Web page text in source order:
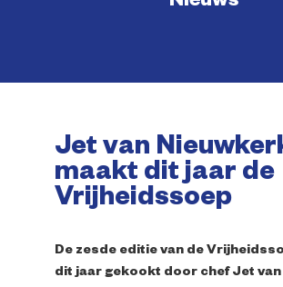
Nieuws
Impressie
Jet van
maakt dit jaar de
Vrijheidssoep
De zesde editie van de
dit jaar gekookt door chef Jet van